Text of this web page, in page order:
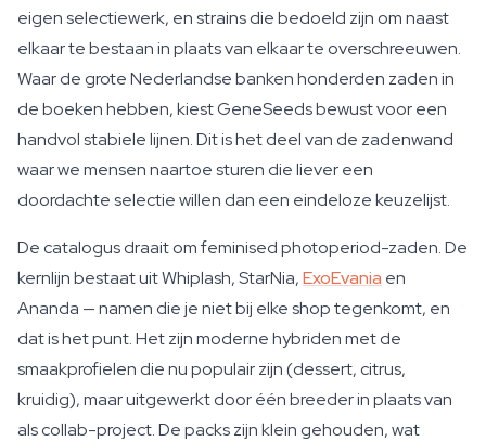
eigen selectiewerk, en strains die bedoeld zijn om naast
elkaar te bestaan in plaats van elkaar te overschreeuwen.
Waar de grote Nederlandse banken honderden zaden in
de boeken hebben, kiest GeneSeeds bewust voor een
handvol stabiele lijnen. Dit is het deel van de zadenwand
waar we mensen naartoe sturen die liever een
doordachte selectie willen dan een eindeloze keuzelijst.
De catalogus draait om feminised photoperiod-zaden. De
kernlijn bestaat uit Whiplash, StarNia,ExoEvania en
Ananda — namen die je niet bij elke shop tegenkomt, en
dat is het punt. Het zijn moderne hybriden met de
smaakprofielen die nu populair zijn (dessert, citrus,
kruidig), maar uitgewerkt door één breeder in plaats van
als collab-project. De packs zijn klein gehouden, wat